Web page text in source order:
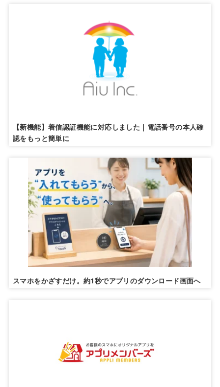
【新機能】着信認証機能に対応しました｜電話番号の本人確
認をもっと簡単に
スマホをかざすだけ。約1秒でアプリのダウンロード画面へ